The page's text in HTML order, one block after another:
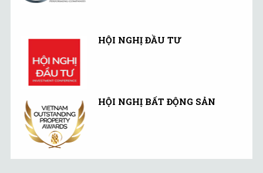
HỘI NGHỊ ĐẦU TƯ
HỘI NGHỊ BẤT ĐỘNG SẢN